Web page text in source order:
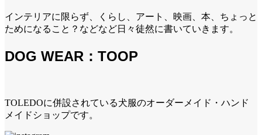
インテリアに限らず、くらし、アート、映画、本、ちょっと
ためになること？などなど日々徒然に書いていきます。
DOG WEAR：TOOP
TOLEDOに併設されている犬服のオーダーメイド・ハンド
メイドショップです。